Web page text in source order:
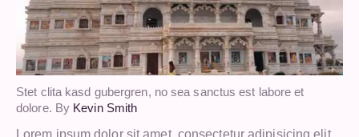
Stet clita kasd gubergren, no sea sanctus est labore et
dolore. By Kevin Smith